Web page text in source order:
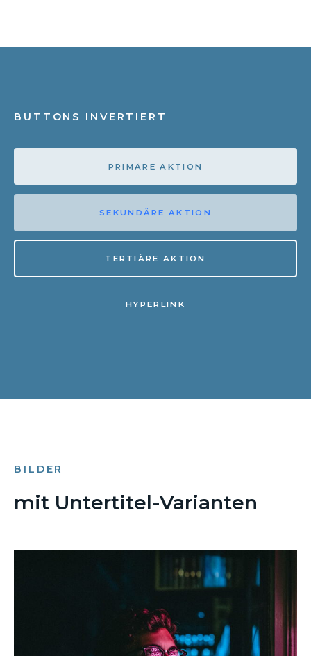
BUTTONS INVERTIERT
PRIMÄRE AKTION
SEKUNDÄRE AKTION
TERTIÄRE AKTION
HYPERLINK
BILDER
mit Untertitel-Varianten